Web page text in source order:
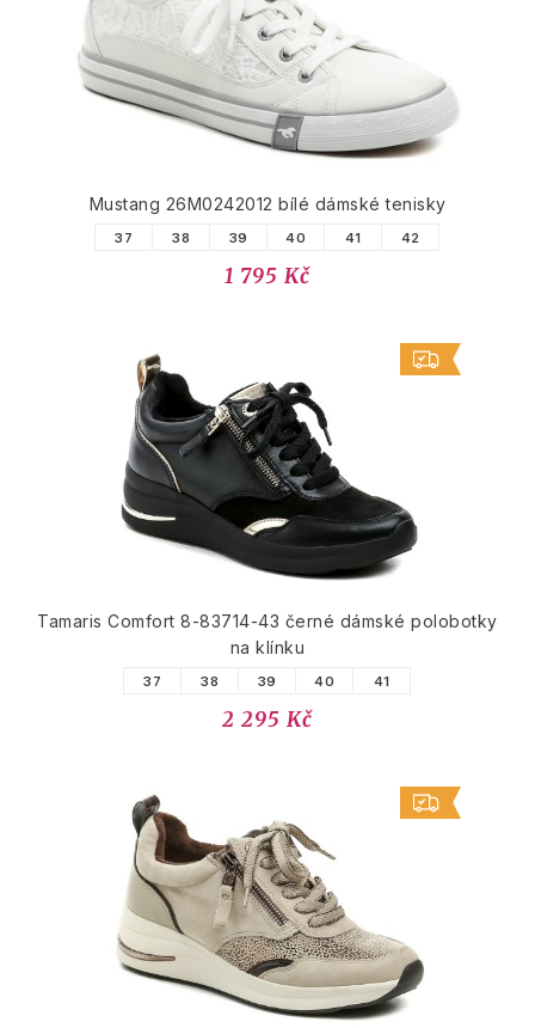
Mustang 26M0242012 bílé dámské tenisky
37 38 39 40 41 42
1 795 Kč
Tamaris Comfort 8-83714-43 černé dámské polobotky
na klínku
37 38 39 40 41
2 295 Kč